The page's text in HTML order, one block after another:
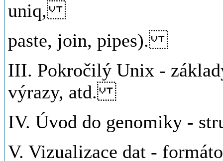
uniq,
paste, join, pipes).
III. Pokročilý Unix -
výrazy, atd.
IV. Úvod do genomiky -
V. Vizualizace dat -